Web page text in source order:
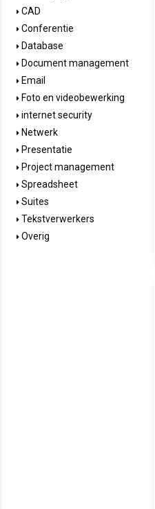
CAD
Conferentie
Database
Document management
Email
Foto en videobewerking
internet security
Netwerk
Presentatie
Project management
Spreadsheet
Suites
Tekstverwerkers
Overig